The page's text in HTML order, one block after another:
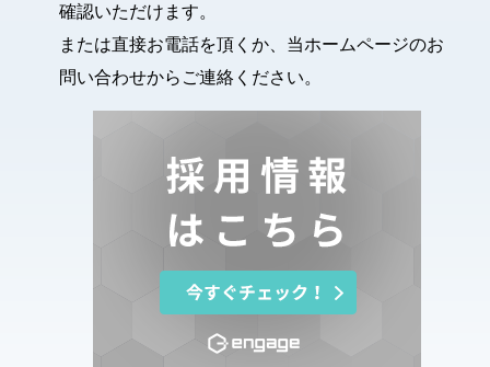
確認いただけます。
または直接お電話を頂くか、当ホームページのお
問い合わせからご連絡ください。